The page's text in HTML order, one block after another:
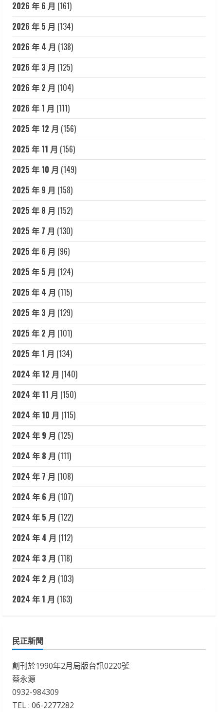
2026 年 6 月 (161)
2026 年 5 月 (134)
2026 年 4 月 (138)
2026 年 3 月 (125)
2026 年 2 月 (104)
2026 年 1 月 (111)
2025 年 12 月 (156)
2025 年 11 月 (156)
2025 年 10 月 (149)
2025 年 9 月 (158)
2025 年 8 月 (152)
2025 年 7 月 (130)
2025 年 6 月 (96)
2025 年 5 月 (124)
2025 年 4 月 (115)
2025 年 3 月 (129)
2025 年 2 月 (101)
2025 年 1 月 (134)
2024 年 12 月 (140)
2024 年 11 月 (150)
2024 年 10 月 (115)
2024 年 9 月 (125)
2024 年 8 月 (111)
2024 年 7 月 (108)
2024 年 6 月 (107)
2024 年 5 月 (122)
2024 年 4 月 (112)
2024 年 3 月 (118)
2024 年 2 月 (103)
2024 年 1 月 (163)
民正新聞
創刊於1990年2月局版台訊0220號
蔡永源
0932-984309
TEL : 06-2277282